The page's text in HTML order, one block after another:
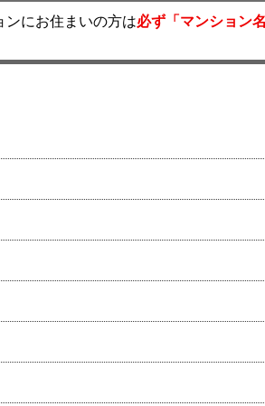
ンにお住まいの方は必ず「マンション